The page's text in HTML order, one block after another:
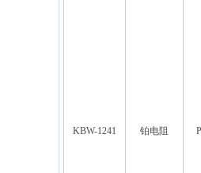
KBW-1241 铂电阻